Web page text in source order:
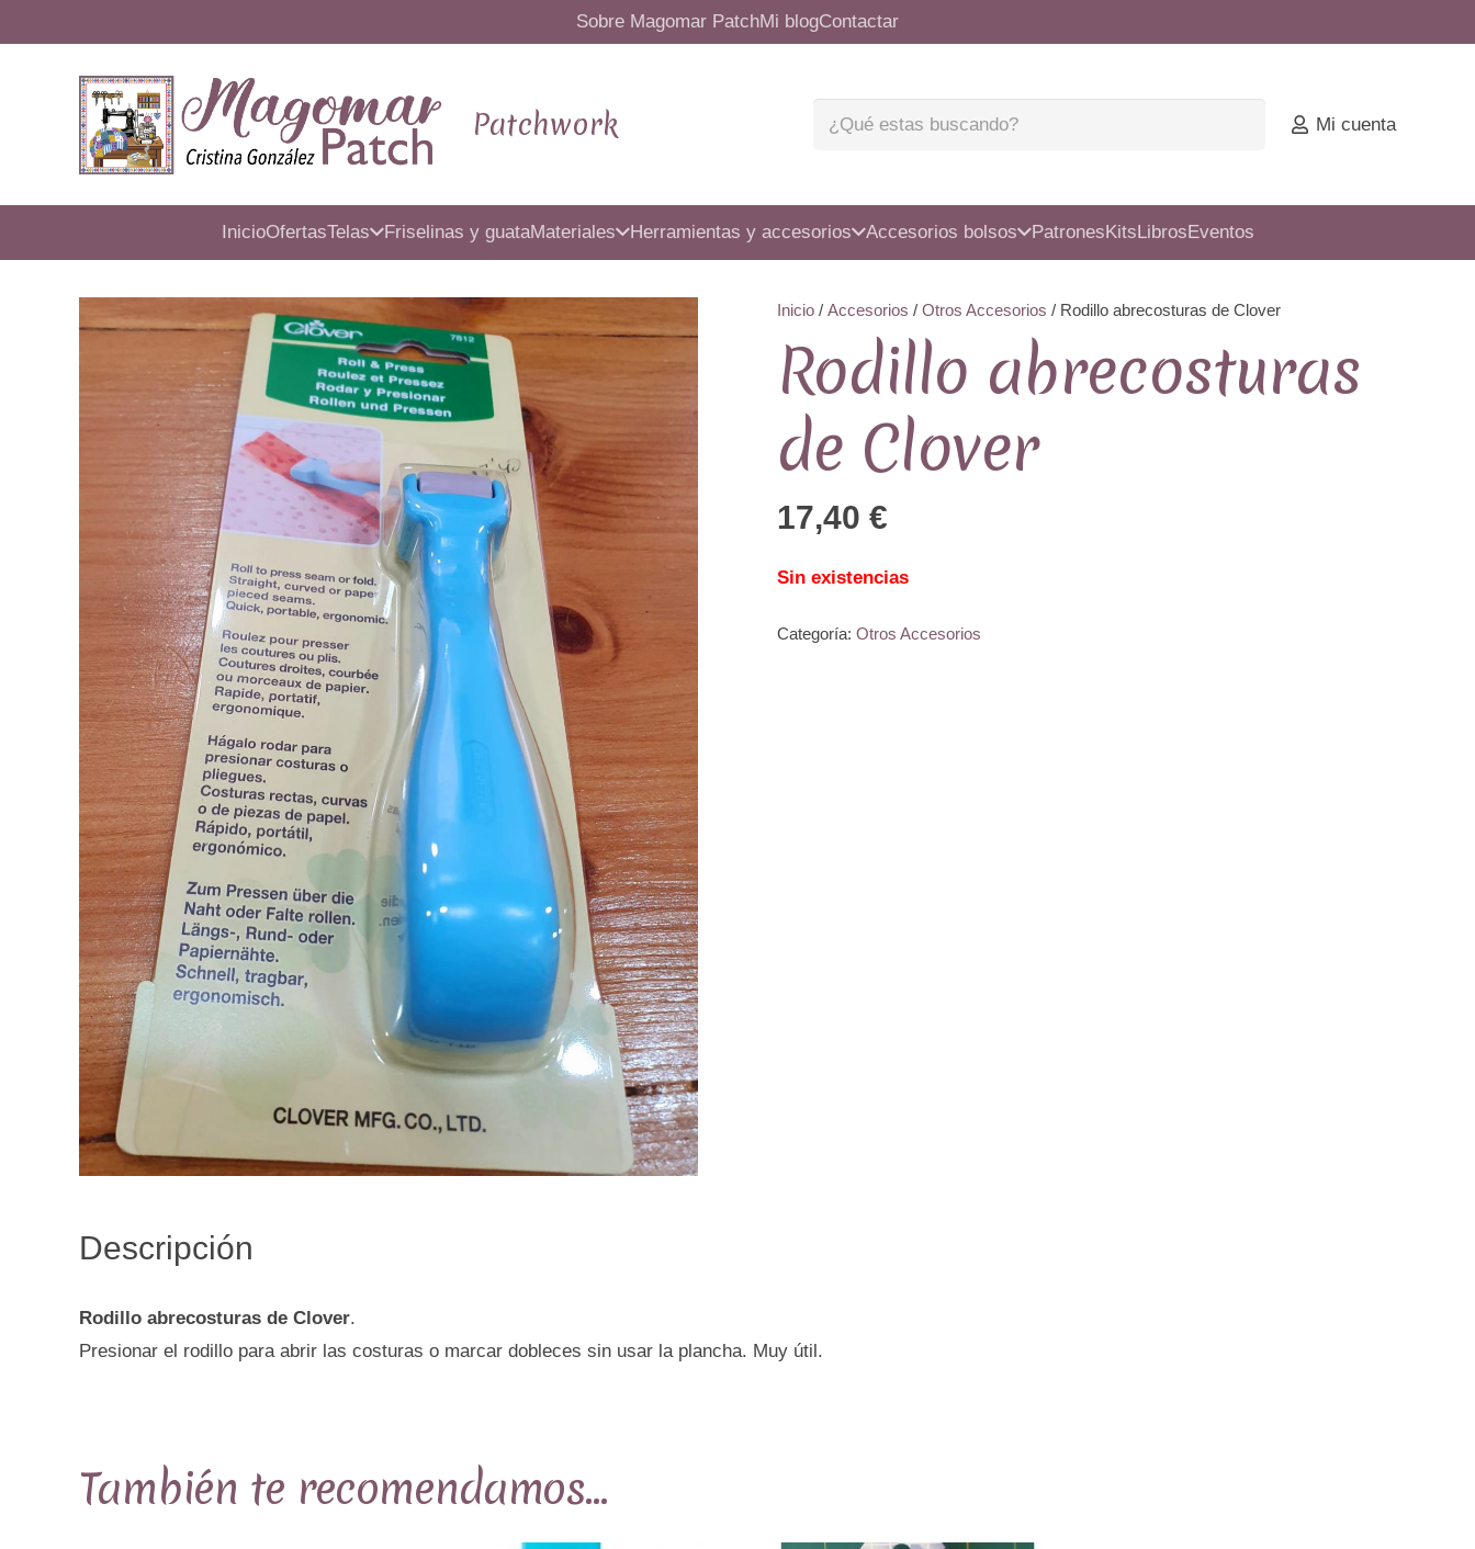
Sobre Magomar PatchMi blogContactar
Patchwork Mi cuenta
InicioOfertasTelas Friselinas y guataMateriales Herramientas y accesorios Accesorios bolsos PatronesKitsLibrosEventos
Inicio / Accesorios / Otros Accesorios / Rodillo abrecosturas de Clover
Rodillo abrecosturas
de Clover
17,40 €
Sin existencias
Categoría: Otros Accesorios
Descripción
Rodillo abrecosturas de Clover.
Presionar el rodillo para abrir las costuras o marcar dobleces sin usar la plancha. Muy útil.
También te recomendamos…